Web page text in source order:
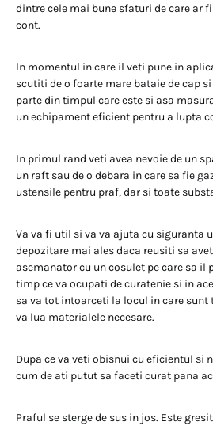
dintre cele mai bune sfaturi de care ar
cont.
In momentul in care il veti pune in
scutiti de o foarte mare bataie de cap
parte din timpul care este si asa
un echipament eficient pentru a lupta
In primul rand veti avea nevoie de un
un raft sau de o debara in care sa fie
ustensile pentru praf, dar si toate
Va va fi util si va va ajuta cu siguranta
depozitare mai ales daca reusiti sa
asemanator cu un cosulet pe care sa
timp ce va ocupati de curatenie si in
sa va tot intoarceti la locul in care sunt
va lua materialele necesare.
Dupa ce va veti obisnui cu eficientul si
cum de ati putut sa faceti curat pana
Praful se sterge de sus in jos. Este